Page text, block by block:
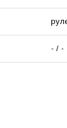
- / -